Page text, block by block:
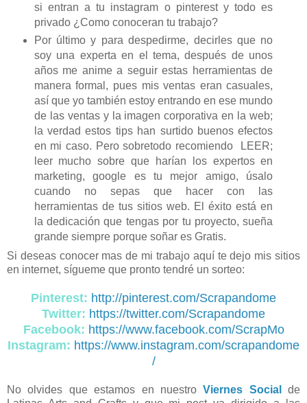
si entran a tu instagram o pinterest y todo es
privado ¿Como conoceran tu trabajo?
Por último y para despedirme, decirles que no
soy una experta en el tema, después de unos
años me anime a seguir estas herramientas de
manera formal, pues mis ventas eran casuales,
así que yo también estoy entrando en ese mundo
de las ventas y la imagen corporativa en la web;
la verdad estos tips han surtido buenos efectos
en mi caso. Pero sobretodo recomiendo LEER;
leer mucho sobre que harían los expertos en
marketing, google es tu mejor amigo, úsalo
cuando no sepas que hacer con las
herramientas de tus sitios web. El éxito está en
la dedicación que tengas por tu proyecto, sueña
grande siempre porque soñar es Gratis.
Si deseas conocer mas de mi trabajo aquí te dejo mis sitios
en internet, sígueme que pronto tendré un sorteo:
Pinterest: http://pinterest.com/Scrapandome
Twitter: https://twitter.com/Scrapandome
Facebook: https://www.facebook.com/ScrapMo
Instagram: https://www.instagram.com/scrapandome
/
No olvides que estamos en nuestroViernes Social
de